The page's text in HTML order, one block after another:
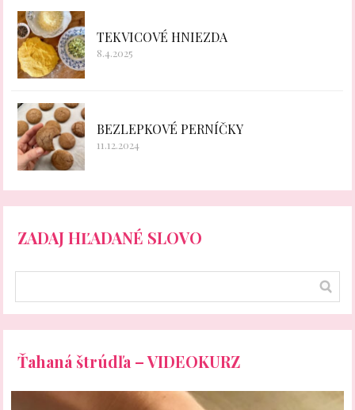
TEKVICOVÉ HNIEZDA
8.4.2025
BEZLEPKOVÉ PERNÍČKY
11.12.2024
ZADAJ HĽADANÉ SLOVO
Ťahaná štrúdľa – VIDEOKURZ